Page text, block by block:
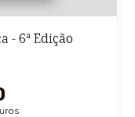
- 6ª Edição